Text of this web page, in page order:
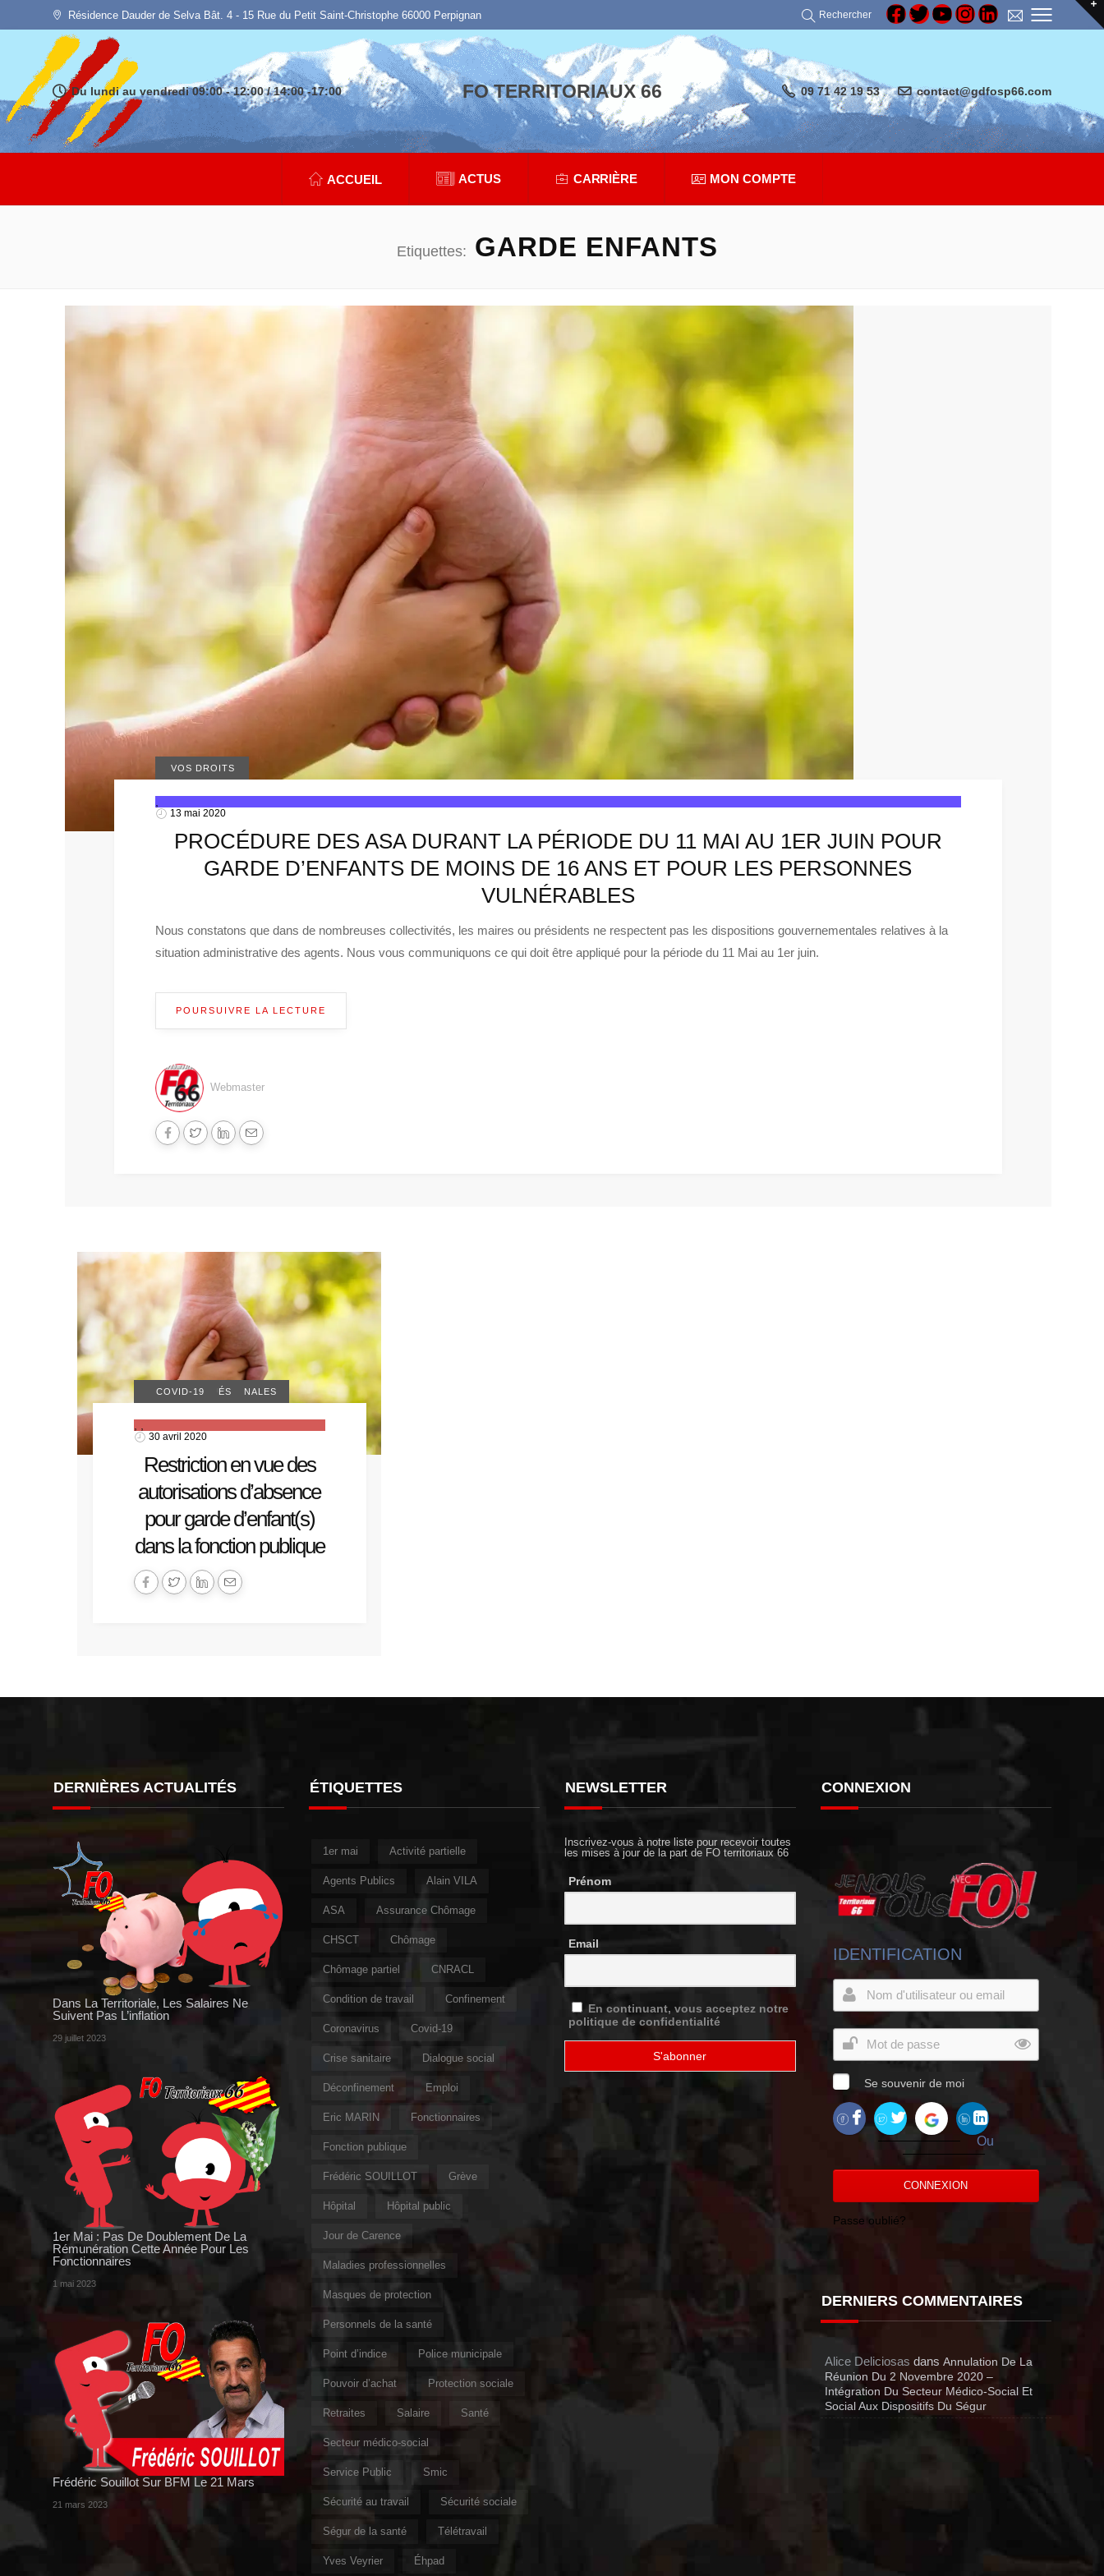
Résidence Dauder de Selva Bât. 4 - 15 Rue du Petit Saint-Christophe 66000 Perpignan Rechercher
Du lundi au vendredi 09:00 - 12:00 / 14:00 -17:00 FO TERRITORIAUX 66 09 71 42 19 53 contact@gdfosp66.com
ACCUEIL ACTUS CARRIÈRE MON COMPTE
Etiquettes: GARDE ENFANTS
CIRCULAIRES
VOS DROITS
13 mai 2020
PROCÉDURE DES ASA DURANT LA PÉRIODE DU 11 MAI AU 1ER JUIN POUR
GARDE D’ENFANTS DE MOINS DE 16 ANS ET POUR LES PERSONNES
VULNÉRABLES
Nous constatons que dans de nombreuses collectivités, les maires ou présidents ne respectent pas les dispositions gouvernementales relatives à la
situation administrative des agents. Nous vous communiquons ce qui doit être appliqué pour la période du 11 Mai au 1er juin.
POURSUIVRE LA LECTURE
Webmaster
ACTUALITÉS NATIONALES
COMMUNIQUÉS
COVID-19
30 avril 2020
Restriction en vue des
autorisations d’absence
pour garde d’enfant(s)
dans la fonction publique
DERNIÈRES ACTUALITÉS
Dans La Territoriale, Les Salaires Ne
Suivent Pas L’inflation
29 juillet 2023
1er Mai : Pas De Doublement De La
Rémunération Cette Année Pour Les
Fonctionnaires
1 mai 2023
Frédéric Souillot Sur BFM Le 21 Mars
21 mars 2023
ÉTIQUETTES
1er mai Activité partielle
Agents Publics Alain VILA
ASA Assurance Chômage
CHSCT Chômage
Chômage partiel CNRACL
Condition de travail Confinement
Coronavirus Covid-19
Crise sanitaire Dialogue social
Déconfinement Emploi
Eric MARIN Fonctionnaires
Fonction publique
Frédéric SOUILLOT Grève
Hôpital Hôpital public
Jour de Carence
Maladies professionnelles
Masques de protection
Personnels de la santé
Point d’indice Police municipale
Pouvoir d’achat Protection sociale
Retraites Salaire Santé
Secteur médico-social
Service Public Smic
Sécurité au travail Sécurité sociale
Ségur de la santé Télétravail
Yves Veyrier Éhpad
NEWSLETTER
Inscrivez-vous à notre liste pour recevoir toutes
les mises à jour de la part de FO territoriaux 66
Prénom
Email
En continuant, vous acceptez notre
politique de confidentialité
CONNEXION
IDENTIFICATION
Se souvenir de moi
Ou
CONNEXION
Passe oublié?
DERNIERS COMMENTAIRES
Alice Deliciosas dans Annulation De La
Réunion Du 2 Novembre 2020 –
Intégration Du Secteur Médico-Social Et
Social Aux Dispositifs Du Ségur